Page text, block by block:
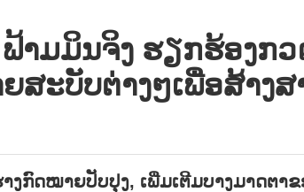
າມມິນຈິງ ຮຽກຮ້ອງກ
ສະບັບຕ່າງໆເພື່ອສ້າງ
ກົດໝາຍປັບປຸງ, ເພີ່ມເຕີມບາງມາດຕາ